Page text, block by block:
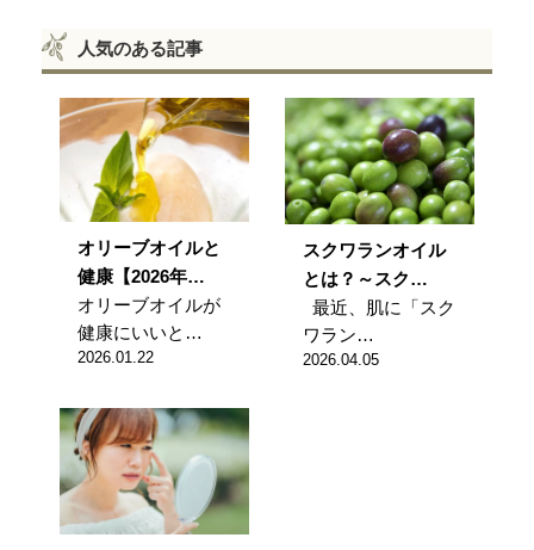
人気のある記事
オリーブオイルと
健康【2026年…
オリーブオイルが
健康にいいと…
2026.01.22
スクワランオイル
とは？～スク…
最近、肌に「スク
ワラン…
2026.04.05